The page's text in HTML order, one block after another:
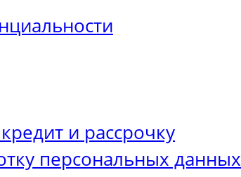
и рассрочку
персональных данных